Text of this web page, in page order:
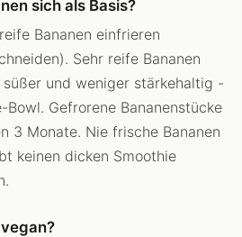
sich als Basis?
Bananen einfrieren
Sehr reife Bananen
und weniger stärkehaltig -
Gefrorene Bananenstücke
3 Monate. Nie frische Bananen
keinen dicken Smoothie